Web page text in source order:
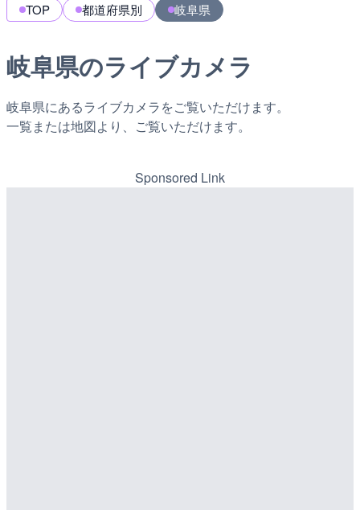
TOP 都道府県別 岐阜県
岐阜県のライブカメラ
岐阜県にあるライブカメラをご覧いただけます。
一覧または地図より、ご覧いただけます。
Sponsored Link